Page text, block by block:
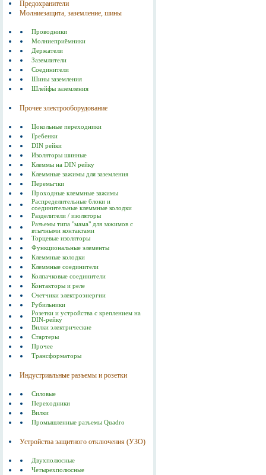
Предохранители
Молниезащита, заземление, шины
Проводники
Молниеприёмники
Держатели
Заземлители
Соединители
Шины заземления
Шлейфы заземления
Прочее электрооборудование
Цокольные переходники
Гребенки
DIN рейки
Изоляторы шинные
Клеммы на DIN рейку
Клеммные зажимы для заземления
Перемычки
Проходные клеммные зажимы
Распределительные блоки и
соединительные клеммные колодки
Разделители / изоляторы
Разъемы типа "мама" для зажимов с
втычными контактами
Торцевые изоляторы
Функциональные элементы
Клеммные колодки
Клеммные соединители
Колпачковые соединители
Контакторы и реле
Счетчики электроэнергии
Рубильники
Розетки и устройства с креплением на
DIN-рейку
Вилки электрические
Стартеры
Прочее
Трансформаторы
Индустриальные разъемы и розетки
Силовые
Переходники
Вилки
Промышленные разъемы Quadro
Устройства защитного отключения (УЗО)
Двухполюсные
Четырехполюсные